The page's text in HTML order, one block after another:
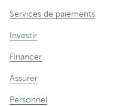
Services de paiements
Investir
Financer
Assurer
Personnel